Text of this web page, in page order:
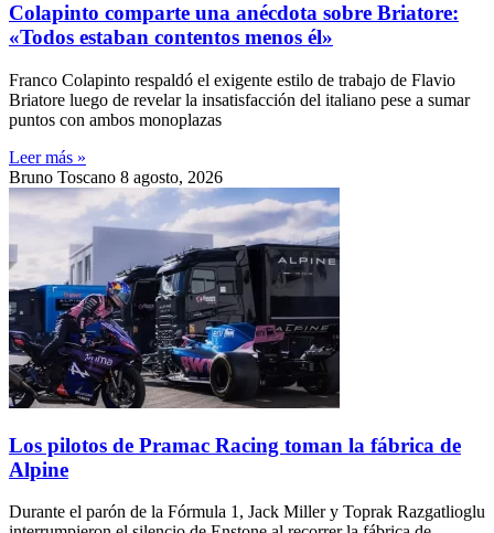
Colapinto comparte una anécdota sobre Briatore:
«Todos estaban contentos menos él»
Franco Colapinto respaldó el exigente estilo de trabajo de Flavio
Briatore luego de revelar la insatisfacción del italiano pese a sumar
puntos con ambos monoplazas
Leer más »
Bruno Toscano 8 agosto, 2026
Los pilotos de Pramac Racing toman la fábrica de
Alpine
Durante el parón de la Fórmula 1, Jack Miller y Toprak Razgatlioglu